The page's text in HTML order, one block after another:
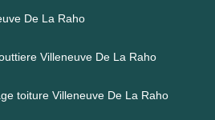
De La Raho
Villeneuve De La Raho
toiture Villeneuve De La Raho